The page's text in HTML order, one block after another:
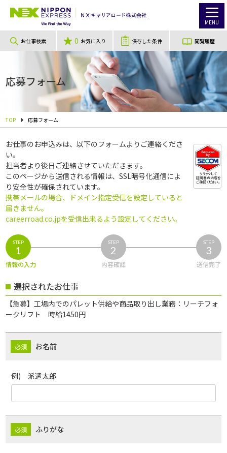
MENU
お仕事検索 0 お気に入り 保存した条件 閲覧履歴
応募フォーム
TOP 応募フォーム
お仕事のお申込みは、以下のフォームよりご連絡くださ
い。
担当者より後日ご連絡させていただきます。
このページから送信される情報は、SSL暗号化通信によ
り安全性が確保されています。
携帯メールの場合、ドメイン指定受信を設定していると
届きません。
careerroad.co.jpを受信出来るよう設定してください。
STEP
1
情報の入力
STEP
2
内容確認
STEP
3
送信完了
選択されたお仕事
【急募】工場内でのパレット供給や商品取り出し業務：リーチフォ
ークリフト 時給1450円
お名前
例) 派遣太郎
ふりがな